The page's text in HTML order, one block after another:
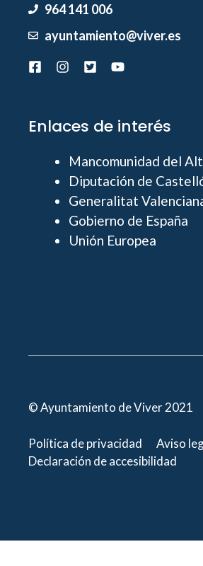
964 141 006
ayuntamiento@viver.es
Enlaces de interés
Mancomunidad del
Diputación de
Generalitat
Gobierno de España
Unión Europea
© Ayuntamiento de Viver 2021
Política de privacidad
Aviso
Declaración de accesibilidad